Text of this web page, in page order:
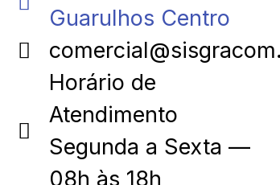
Guarulhos Centro
Horário de
Atendimento
Segunda a Sexta —
08h às 18h